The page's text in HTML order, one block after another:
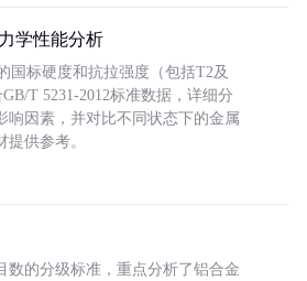
学性能分析
国标硬度和抗拉强度（包括T2及
T 5231-2012标准数据，详细分
响因素，并对比不同状态下的金属
供参考。
数的分级标准，重点分析了铝合金